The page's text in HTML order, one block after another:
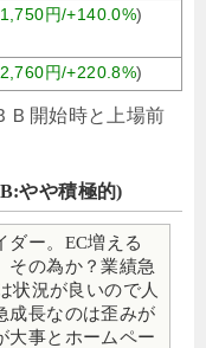
円/+140.0%)
円/+220.8%)
Ｂ開始時と上場前
やや積極的)
ダー。EC増える
その為か？業績急
状況が良いので人
成長なのは歪みが
大事とホームペー